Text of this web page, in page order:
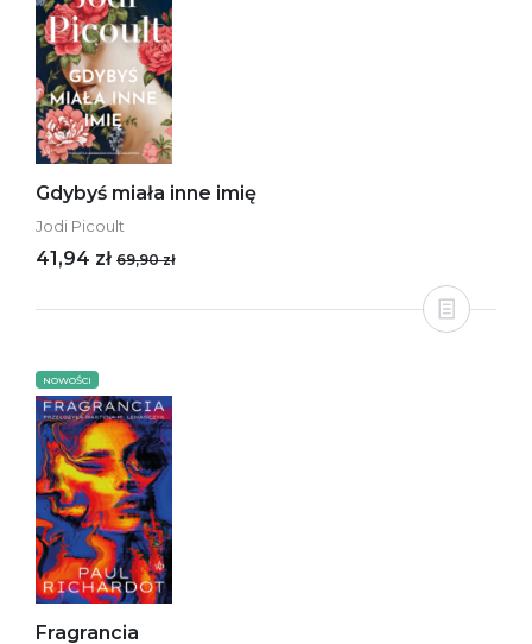
Gdybyś miała inne imię
Jodi Picoult
41,94 zł 69,90 zł
NOWOŚCI
Fragrancia